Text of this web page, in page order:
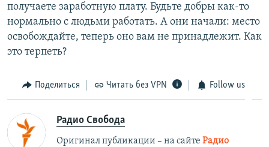
получаете заработную плату. Будьте добры как-то
нормально с людьми работать. А они начали: место
освобождайте, теперь оно вам не принадлежит. Как
это терпеть?
Поделиться Читать без VPN Follow us
Радио Свобода
Оригинал публикации – на сайте Радио